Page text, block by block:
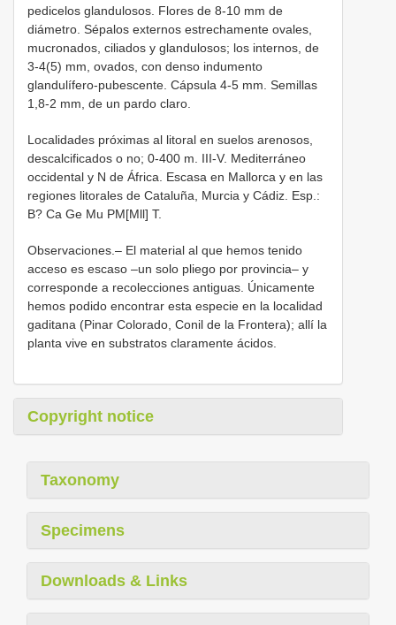
pedicelos glandulosos. Flores de 8-10 mm de
diámetro. Sépalos externos estrechamente ovales,
mucronados, ciliados y glandulosos; los internos, de
3-4(5) mm, ovados, con denso indumento
glandulífero-pubescente. Cápsula 4-5 mm. Semillas
1,8-2 mm, de un pardo claro.
Localidades próximas al litoral en suelos arenosos,
descalcificados o no; 0-400 m. III-V. Mediterráneo
occidental y N de África. Escasa en Mallorca y en las
regiones litorales de Cataluña, Murcia y Cádiz. Esp.:
B? Ca Ge Mu PM[Mll] T.
Observaciones.– El material al que hemos tenido
acceso es escaso –un solo pliego por provincia– y
corresponde a recolecciones antiguas. Únicamente
hemos podido encontrar esta especie en la localidad
gaditana (Pinar Colorado, Conil de la Frontera); allí la
planta vive en substratos claramente ácidos.
Copyright notice
Taxonomy
Specimens
Downloads & Links